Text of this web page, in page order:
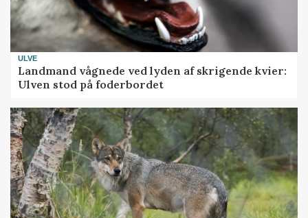
ULVE
Landmand vågnede ved lyden af skrigende kvier:
Ulven stod på foderbordet